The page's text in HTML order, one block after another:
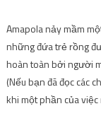
Amapola nảy mầm
những đứa trẻ rồng
hoàn toàn bởi người
(Nếu bạn đã đọc các
khi một phần của